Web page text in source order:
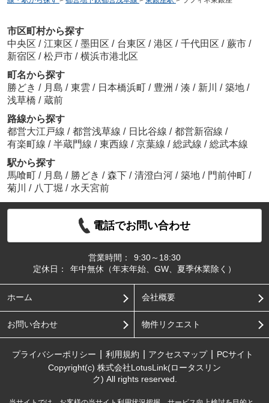
市区町村から探す
中央区 / 江東区 / 墨田区 / 台東区 / 港区 / 千代田区 / 蕨市 /
新宿区 / 松戸市 / 横浜市港北区
町名から探す
勝どき / 月島 / 東雲 / 日本橋浜町 / 豊洲 / 湊 / 新川 / 築地 /
浅草橋 / 蔵前
路線から探す
都営大江戸線 / 都営浅草線 / 日比谷線 / 都営新宿線 /
有楽町線 / 半蔵門線 / 東西線 / 京葉線 / 総武線 / 総武本線
駅から探す
馬喰町 / 月島 / 勝どき / 森下 / 清澄白河 / 築地 / 門前仲町 /
菊川
/ 八丁堀 / 水天宮前
電話でお問い合わせ
営業時間：
9:30～18:30
定休日：
年中無休（年末年始、GW、夏季休業除く）
ホーム 会社概要
お問い合わせ 物件リクエスト
プライバシーポリシー 利用規約 アクセスマップ
PCサイト
Copyright(c) 株式会社LotusLink(ロータスリン
ク) All rights reserved.